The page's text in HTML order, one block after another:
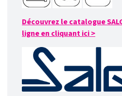
Découvrez le catalogue
ligne en cliquant ici>